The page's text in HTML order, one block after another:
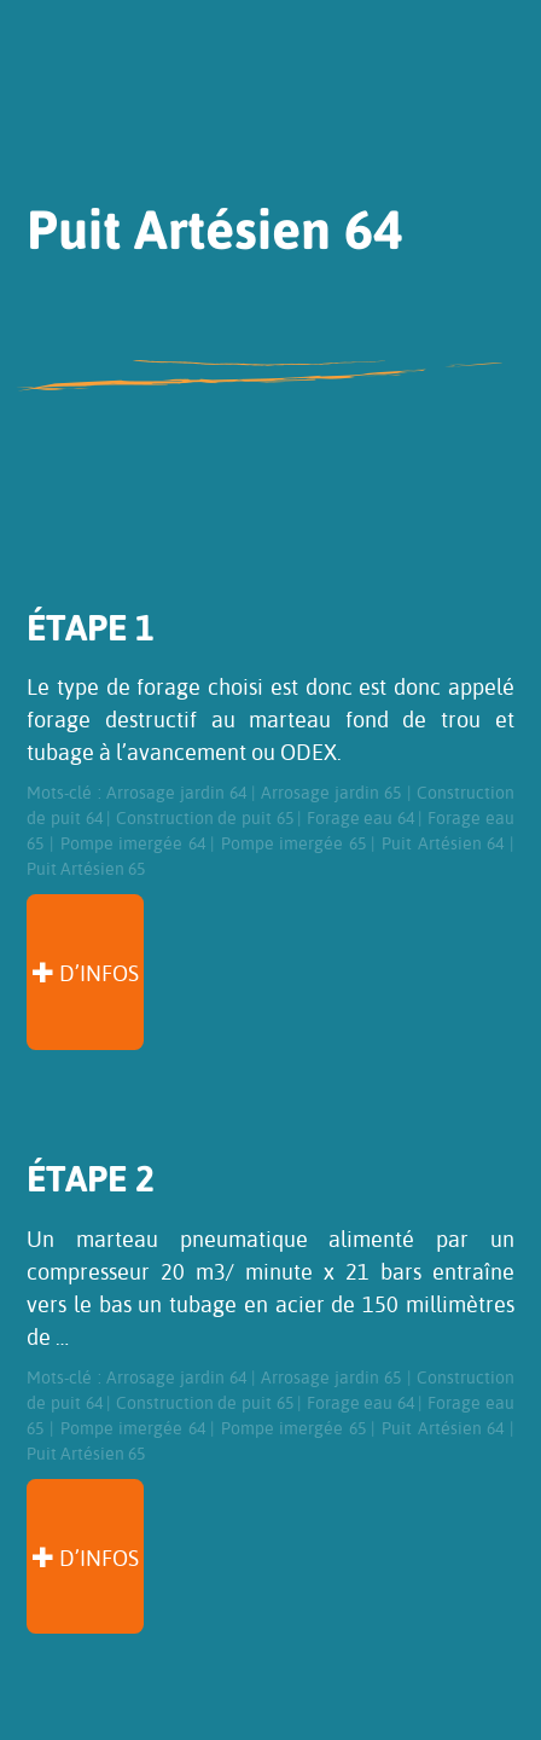
Puit Artésien 64
ÉTAPE 1
Le type de forage choisi est donc est donc appelé
forage destructif au marteau fond de trou et
tubage à l’avancement ou ODEX.
Mots-clé : Arrosage jardin 64|Arrosage jardin 65
Construction
de puit 64| Construction de puit 65| Forage eau 64| Forage eau
65
Pompe imergée 64| Pompe imergée 65| Puit Artésien 64
Puit Artésien 65
D’INFOS
ÉTAPE 2
Un marteau pneumatique alimenté par un
compresseur 20 m3/ minute x 21 bars entraîne
vers le bas un tubage en acier de 150 millimètres
de …
Mots-clé : Arrosage jardin 64| Arrosage jardin 65
Construction
de puit 64| Construction de puit 65| Forage eau 64| Forage eau
65
Pompe imergée 64| Pompe imergée 65| Puit Artésien 64
Puit Artésien 65
D’INFOS